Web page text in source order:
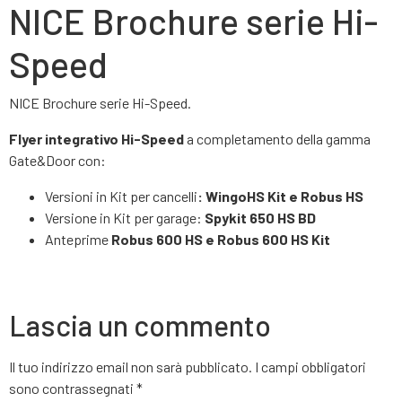
NICE Brochure serie Hi-
Speed
NICE Brochure serie Hi-Speed.
Flyer integrativo Hi-Speed a completamento della gamma
Gate&Door con:
Versioni in Kit per cancelli: WingoHS Kit e Robus HS
Versione in Kit per garage: Spykit 650 HS BD
Anteprime Robus 600 HS e Robus 600 HS Kit
Lascia un commento
Il tuo indirizzo email non sarà pubblicato. I campi obbligatori
sono contrassegnati *